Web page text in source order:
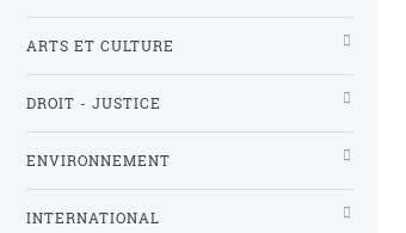
ARTS ET CULTURE
DROIT - JUSTICE
ENVIRONNEMENT
INTERNATIONAL